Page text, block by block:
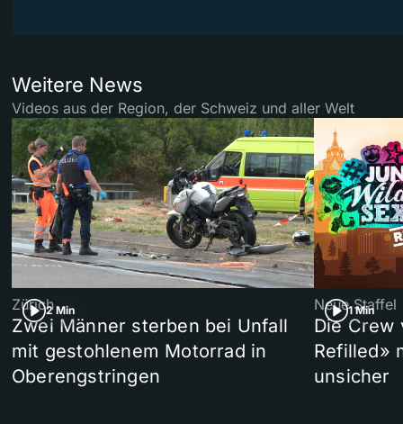
Weitere News
Videos aus der Region, der Schweiz und aller Welt
2 Min
Zürich
Zwei Männer sterben bei Unfall
mit gestohlenem Motorrad in
Oberengstringen
1 Min
Neue Staffel
Die Crew
Refilled»
unsicher